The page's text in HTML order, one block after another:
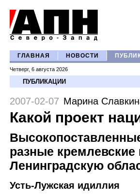
ГЛАВНАЯ НОВОСТИ
Четверг, 6 августа 2026
ПУБЛИКАЦИИ
2007-02-07 Марина
Какой проект
разные
Ленинградскую
Усть-Лужская идиллия